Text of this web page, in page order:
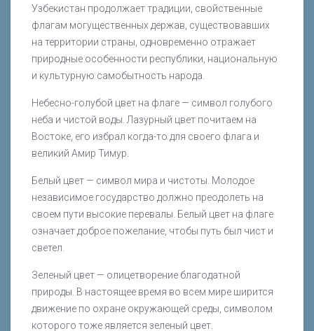
Узбекистан продолжает традиции, свойственные
флагам могущественных держав, существовавших
на территории страны, одновременно отражает
природные особенности республики, национальную
и культурную самобытность народа.
Небесно-голубой цвет на флаге — символ голубого
неба и чистой воды. Лазурный цвет почитаем на
Востоке, его избрал когда-то для своего флага и
великий Амир Тимур.
Белый цвет — символ мира и чистоты. Молодое
независимое государство должно преодолеть на
своем пути высокие перевалы. Белый цвет на флаге
означает доброе пожелание, чтобы путь был чист и
светел.
Зеленый цвет — олицетворение благодатной
природы. В настоящее время во всем мире ширится
движение по охране окружающей среды, символом
которого тоже является зеленый цвет.